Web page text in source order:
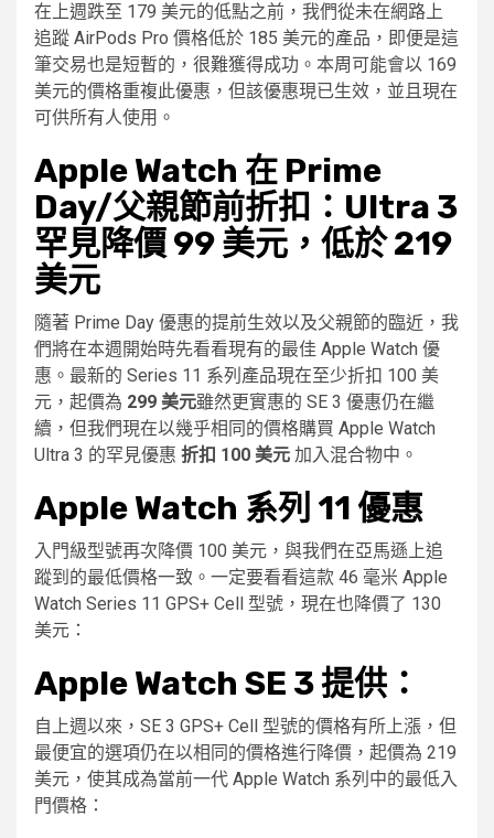
在上週跌至 179 美元的低點之前，我們從未在網路上
追蹤 AirPods Pro 價格低於 185 美元的產品，即便是這
筆交易也是短暫的，很難獲得成功。本周可能會以 169
美元的價格重複此優惠，但該優惠現已生效，並且現在
可供所有人使用。
Apple Watch 在 Prime
Day/父親節前折扣：Ultra 3
罕見降價 99 美元，低於 219
美元
隨著 Prime Day 優惠的提前生效以及父親節的臨近，我
們將在本週開始時先看看現有的最佳 Apple Watch 優
惠。最新的 Series 11 系列產品現在至少折扣 100 美
元，起價為 299 美元雖然更實惠的 SE 3 優惠仍在繼
續，但我們現在以幾乎相同的價格購買 Apple Watch
Ultra 3 的罕見優惠 折扣 100 美元 加入混合物中。
Apple Watch 系列 11 優惠
入門級型號再次降價 100 美元，與我們在亞馬遜上追
蹤到的最低價格一致。一定要看看這款 46 毫米 Apple
Watch Series 11 GPS+ Cell 型號，現在也降價了 130
美元：
Apple Watch SE 3 提供：
自上週以來，SE 3 GPS+ Cell 型號的價格有所上漲，但
最便宜的選項仍在以相同的價格進行降價，起價為 219
美元，使其成為當前一代 Apple Watch 系列中的最低入
門價格：